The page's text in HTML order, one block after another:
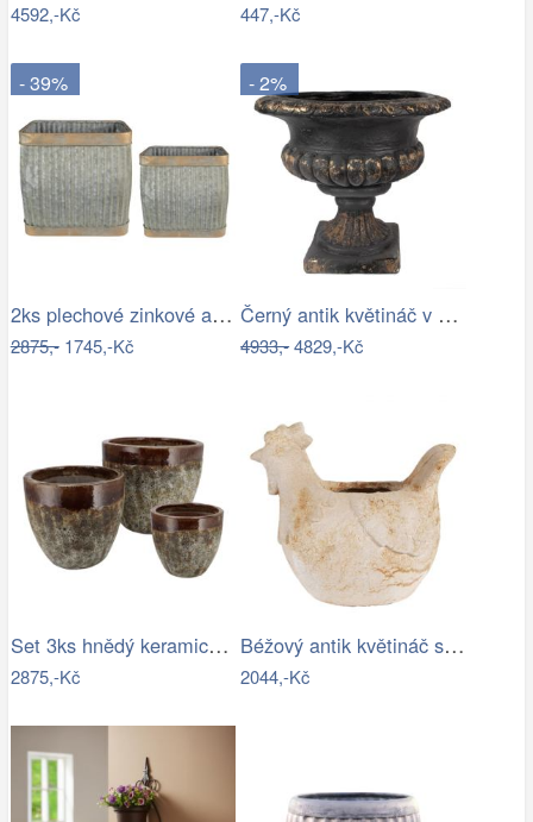
4592,-Kč 447,-Kč
- 39%
2ks plechové zinkové antik obaly na…
2875,-1745,-Kč
- 2%
Černý antik květináč v barokním stylu…
4933,-4829,-Kč
Set 3ks hnědý keramický květináč…
2875,-Kč
Béžový antik květináč slepička Farm…
2044,-Kč